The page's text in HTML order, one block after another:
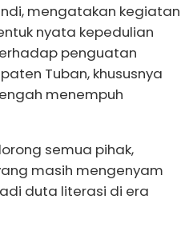
mengatakan kegiatan
nyata kepedulian
penguatan
Tuban, khususnya
menempuh
semua pihak,
masih mengenyam
duta literasi di era